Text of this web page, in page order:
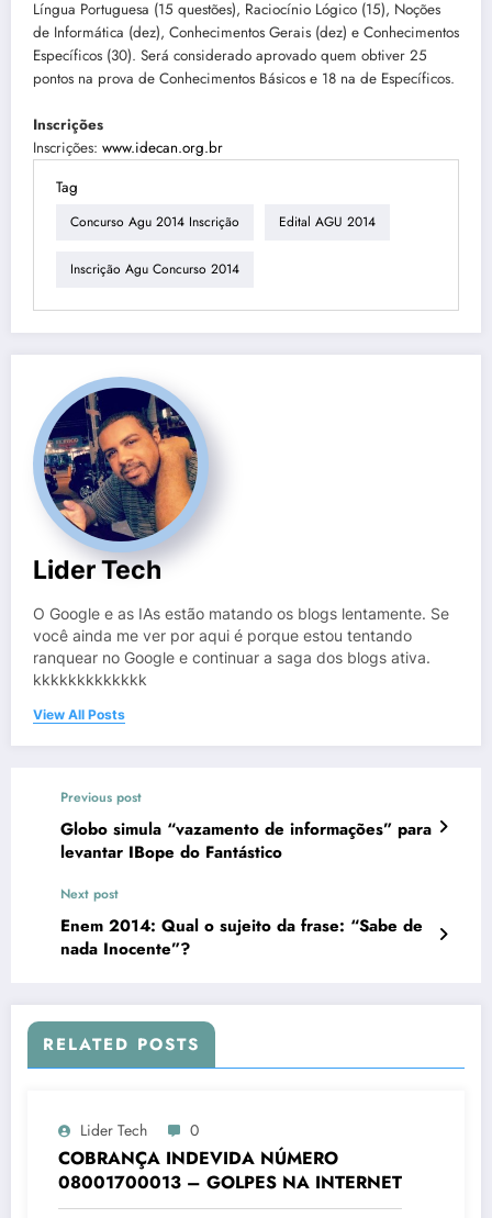
Língua Portuguesa (15 questões), Raciocínio Lógico (15), Noções
de Informática (dez), Conhecimentos Gerais (dez) e Conhecimentos
Específicos (30). Será considerado aprovado quem obtiver 25
pontos na prova de Conhecimentos Básicos e 18 na de Específicos.
Inscrições
Inscrições: www.idecan.org.br
Tag
Concurso Agu 2014 Inscrição Edital AGU 2014
Inscrição Agu Concurso 2014
Lider Tech
O Google e as IAs estão matando os blogs lentamente. Se
você ainda me ver por aqui é porque estou tentando
ranquear no Google e continuar a saga dos blogs ativa.
kkkkkkkkkkkkk
View All Posts
Previous post
Globo simula “vazamento de informações” para
levantar IBope do Fantástico
Next post
Enem 2014: Qual o sujeito da frase: “Sabe de
nada Inocente”?
RELATED POSTS
Lider Tech 0
COBRANÇA INDEVIDA NÚMERO
08001700013 – GOLPES NA INTERNET